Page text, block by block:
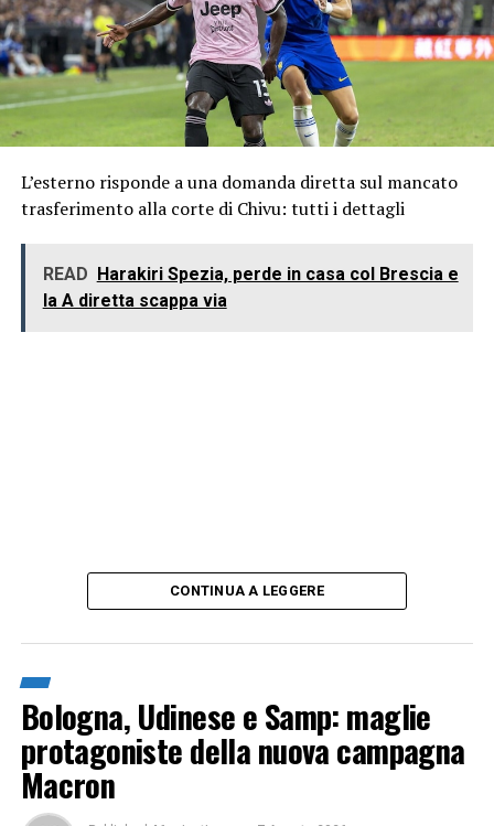
L’esterno risponde a una domanda diretta sul mancato
trasferimento alla corte di Chivu: tutti i dettagli
READ Harakiri Spezia, perde in casa col Brescia e
la A diretta scappa via
CONTINUA A LEGGERE
Bologna, Udinese e Samp: maglie
protagoniste della nuova campagna
Macron